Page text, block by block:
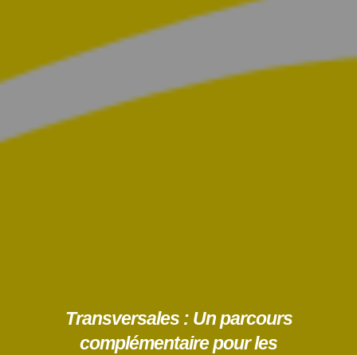
Transversales : Un parcours
complémentaire pour les